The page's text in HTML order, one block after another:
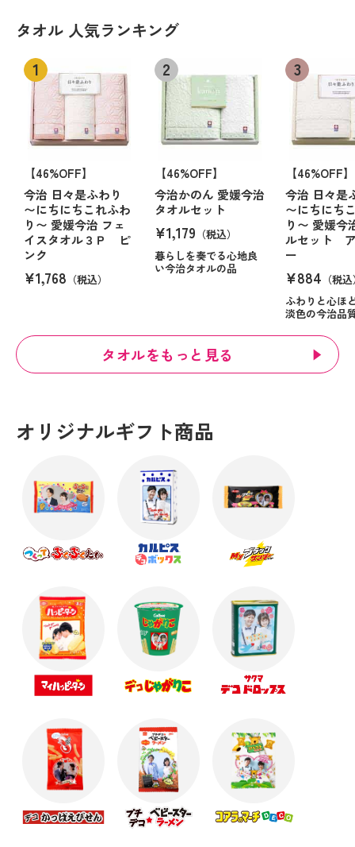
タオル 人気ランキング
【46%OFF】
今治 日々是ふわり
〜にちにちこれふわ
り〜 愛媛今治 フェ
イスタオル３Ｐ ピ
ンク
¥1,768 （税込）
【46%OFF】
今治かのん 愛媛今治
タオルセット
¥1,179 （税込）
暮らしを奏でる心地良
い今治タオルの品
【46%OFF】
今治 日々是
〜にちにち
り〜 愛媛今
ルセット
ー
¥884 （税
ふわりと心ほ
淡色の今治品
タオルをもっと見る
オリジナルギフト商品